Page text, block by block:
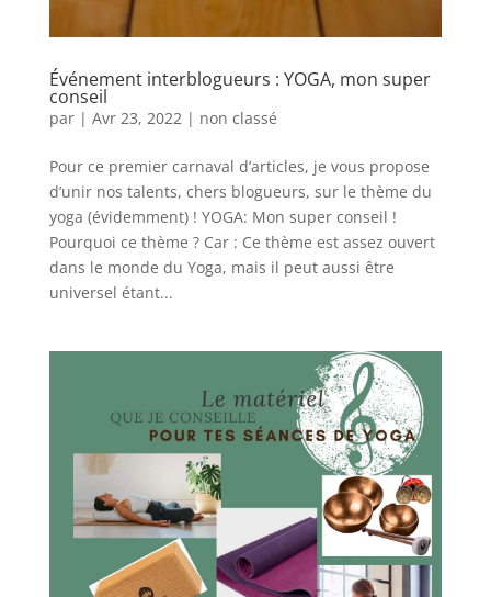
Événement interblogueurs : YOGA, mon super
conseil
par | Avr 23, 2022| non classé
Pour ce premier carnaval d’articles, je vous propose
d’unir nos talents, chers blogueurs, sur le thème du
yoga (évidemment) ! YOGA: Mon super conseil !
Pourquoi ce thème ? Car : Ce thème est assez ouvert
dans le monde du Yoga, mais il peut aussi être
universel étant...